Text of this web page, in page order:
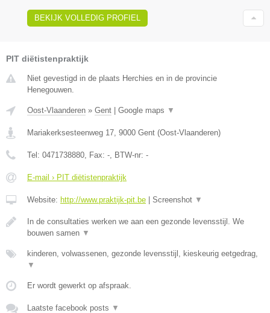
BEKIJK VOLLEDIG PROFIEL
PIT diëtistenpraktijk
Niet gevestigd in de plaats Herchies en in de provincie
Henegouwen.
Oost-Vlaanderen » Gent Google maps ▼
Mariakerksesteenweg 17 9000 Gent (Oost-Vlaanderen)
Tel: 0471738880 , Fax: - , BTW-nr: -
E-mail › PIT diëtistenpraktijk
Website: http://www.praktijk-pit.be Screenshot ▼
In de consultaties werken we aan een gezonde levensstijl. We
bouwen samen ▼
kinderen, volwassenen, gezonde levensstijl, kieskeurig eetgedrag,
▼
Er wordt gewerkt op afspraak.
Laatste facebook posts ▼